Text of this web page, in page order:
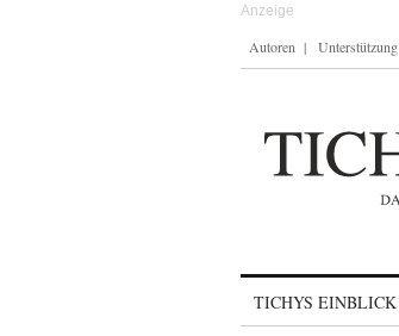
Autoren Unterstützung
TICHYS EINBLICK